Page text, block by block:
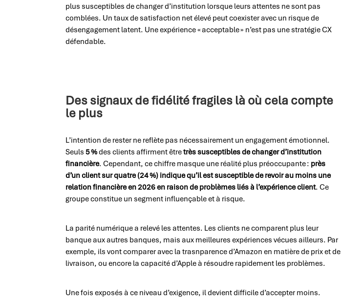
plus susceptibles de changer d’institution lorsque leurs attentes ne sont pas
comblées. Un taux de satisfaction net élevé peut coexister avec un risque de
désengagement latent. Une expérience « acceptable » n’est pas une stratégie CX
défendable.
Des signaux de fidélité fragiles là où cela compte
le plus
L’intention de rester ne reflète pas nécessairement un engagement émotionnel.
Seuls5 %des clients affirment êtretrès susceptibles de changer d’institution
financière. Cependant, ce chiffre masque une réalité plus préoccupante : près
d’un client sur quatre (24 %) indique qu’il est susceptible de revoir au moins une
relation financière en 2026 en raison de problèmes liés à l’expérience client. Ce
groupe constitue un segment influençable et à risque.
La parité numérique a relevé les attentes. Les clients ne comparent plus leur
banque aux autres banques, mais aux meilleures expériences vécues ailleurs. Par
exemple, ils vont comparer avec la trasnparence d’Amazon en matière de prix et de
livraison, ou encore la capacité d’Apple à résoudre rapidement les problèmes.
Une fois exposés à ce niveau d’exigence, il devient difficile d’accepter moins.